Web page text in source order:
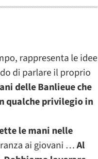
rappresenta le idee
di parlare il proprio
delle Banlieue che
qualche privilegio in
le mani nelle
ai giovani …Al